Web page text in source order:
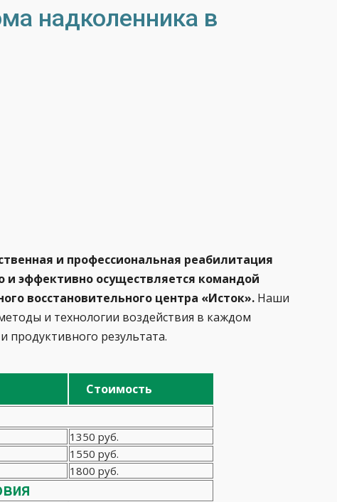
надколенника в
и профессиональная реабилитация
и эффективно осуществляется командой
восстановительного центра «Исток». Наши
и технологии воздействия в каждом
продуктивного результата.
Стоимость
1350 руб.
1550 руб.
1800 руб.